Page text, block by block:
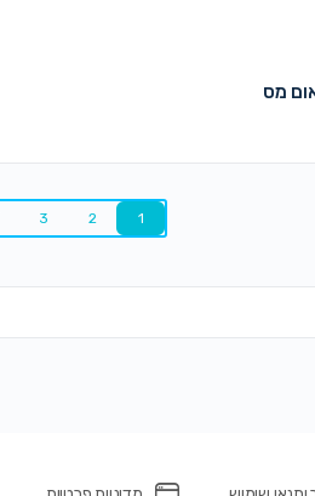
מס
1
2
3